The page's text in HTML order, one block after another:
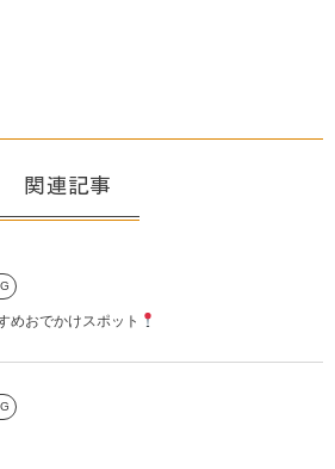
関連記事
めおでかけスポット